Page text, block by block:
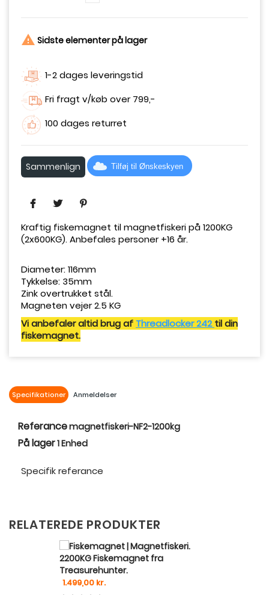
 Sidste elementer på lager
1-2 dages leveringstid
Fri fragt v/køb over 799,-
100 dages returret
Sammenlign Tilføj til Ønskeskyen
Kraftig fiskemagnet til magnetfiskeri på 1200KG
(2x600KG). Anbefales personer +16 år.
Diameter: 116mm
Tykkelse: 35mm
Zink overtrukket stål.
Magneten vejer 2.5 KG
Vi anbefaler altid brug af Threadlocker 242 til din
fiskemagnet.
Specifikationer Anmeldelser
Referancemagnetfiskeri-NF2-1200kg
På lager1 Enhed
Specifik referance
RELATEREDE PRODUKTER
Pris
1.499,00 kr.